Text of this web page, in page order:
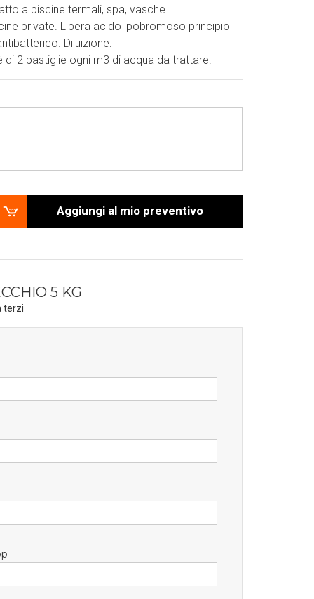
a piscine termali, spa, vasche
private. Libera acido ipobromoso principio
Diluizione:
di 2 pastiglie ogni m3 di acqua da trattare.
Aggiungi al mio preventivo
5 KG
terzi